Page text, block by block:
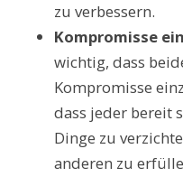
zu verbessern.
Kompromisse
wichtig, dass
Kompromisse
dass jeder bereit
Dinge zu
anderen zu